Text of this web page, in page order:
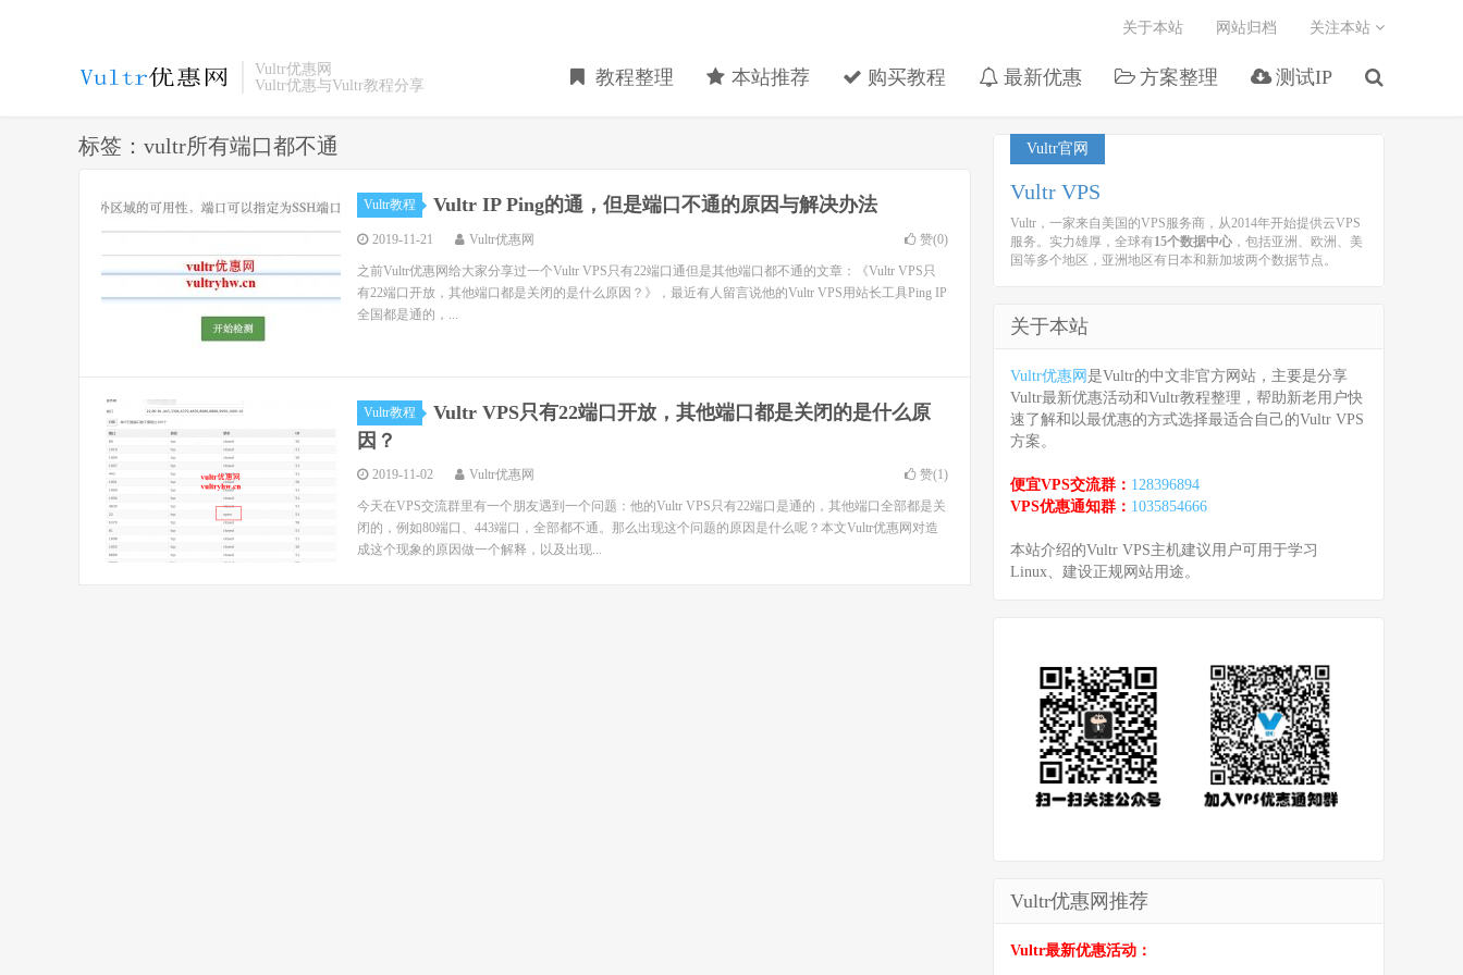
Vultr优惠网
Vultr优惠与Vultr教程分享
教程整理 本站推荐 购买教程 最新优惠 方案整理 测试IP
关于本站 网站归档 关注本站
标签：vultr所有端口都不通
Vultr教程 Vultr IP Ping的通，但是端口不通的原因与解决办法
2019-11-21 Vultr优惠网 赞(0)
之前Vultr优惠网给大家分享过一个Vultr VPS只有22端口通但是其他端口都不通的文章：《Vultr VPS只
有22端口开放，其他端口都是关闭的是什么原因？》，最近有人留言说他的Vultr VPS用站长工具Ping IP
全国都是通的，...
Vultr教程
Vultr VPS只有22端口开放，其他端口都是关闭的是什么原
因？
2019-11-02 Vultr优惠网 赞(1)
今天在VPS交流群里有一个朋友遇到一个问题：他的Vultr VPS只有22端口是通的，其他端口全部都是关
闭的，例如80端口、443端口，全部都不通。那么出现这个问题的原因是什么呢？本文Vultr优惠网对造
成这个现象的原因做一个解释，以及出现...
Vultr官网
Vultr VPS
Vultr，一家来自美国的VPS服务商，从2014年开始提供云VPS
服务。实力雄厚，全球有15个数据中心 ，包括亚洲、欧洲、美
国等多个地区，亚洲地区有日本和新加坡两个数据节点。
关于本站
Vultr优惠网 是Vultr的中文非官方网站，主要是分享
Vultr最新优惠活动和Vultr教程整理，帮助新老用户快
速了解和以最优惠的方式选择最适合自己的Vultr VPS
方案。
便宜VPS交流群： 128396894
VPS优惠通知群： 1035854666
本站介绍的Vultr VPS主机建议用户可用于学习
Linux、建设正规网站用途。
Vultr优惠网推荐
Vultr最新优惠活动：